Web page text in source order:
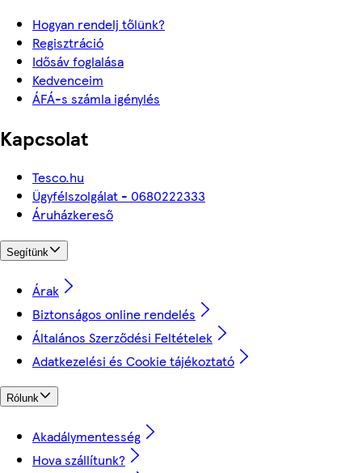
Hogyan rendelj tőlünk?
Regisztráció
Idősáv foglalása
Kedvenceim
ÁFÁ-s számla igénylés
Kapcsolat
Tesco.hu
Ügyfélszolgálat - 0680222333
Áruházkereső
Segítünk
Árak
Biztonságos online rendelés
Általános Szerződési Feltételek
Adatkezelési és Cookie tájékoztató
Rólunk
Akadálymentesség
Hova szállítunk?